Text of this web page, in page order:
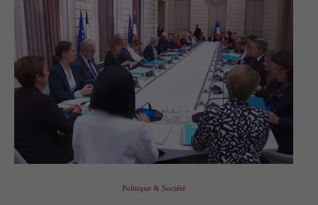
Politique & Société